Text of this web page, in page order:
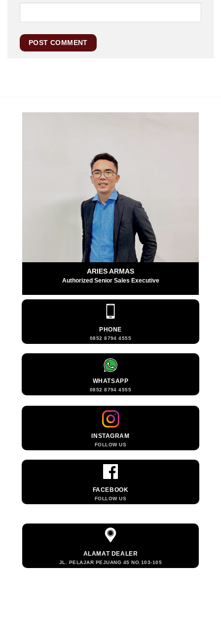
ARIES ARMAS
Authorized Senior Sales Executive
PHONE
0852 8794 4555
WHATSAPP
0852 8794 4555
INSTAGRAM
FOLLOW US
FACEBOOK
FOLLOW US
ALAMAT DEALER
JL. PELAJAR PEJUANG 45 NO.103-105